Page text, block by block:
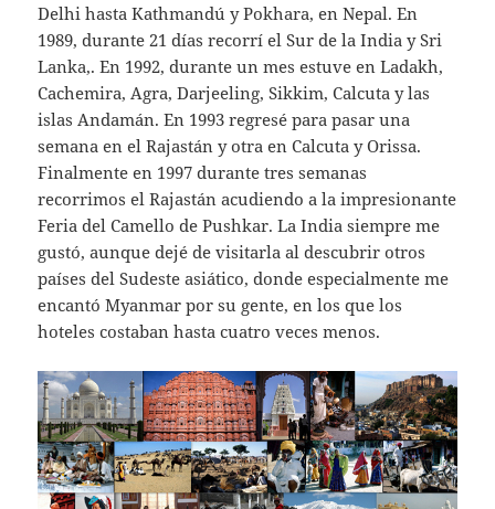
Delhi hasta Kathmandú y Pokhara, en Nepal. En
1989, durante 21 días recorrí el Sur de la India y Sri
Lanka,. En 1992, durante un mes estuve en Ladakh,
Cachemira, Agra, Darjeeling, Sikkim, Calcuta y las
islas Andamán. En 1993 regresé para pasar una
semana en el Rajastán y otra en Calcuta y Orissa.
Finalmente en 1997 durante tres semanas
recorrimos el Rajastán acudiendo a la impresionante
Feria del Camello de Pushkar. La India siempre me
gustó, aunque dejé de visitarla al descubrir otros
países del Sudeste asiático, donde especialmente me
encantó Myanmar por su gente, en los que los
hoteles costaban hasta cuatro veces menos.